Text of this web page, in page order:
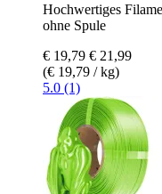
Hochwertiges
ohne Spule
€ 19,79 € 21,99
(€ 19,79 / kg)
5.0 (1)